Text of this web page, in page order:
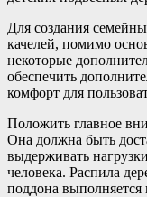
Для создания
качелей, помимо
некоторые
обеспечить
комфорт для
Положить главное
Она должна быть
выдерживать
человека. Распила
поддона выполняется